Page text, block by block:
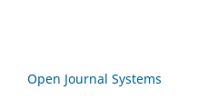
Open Journal Systems